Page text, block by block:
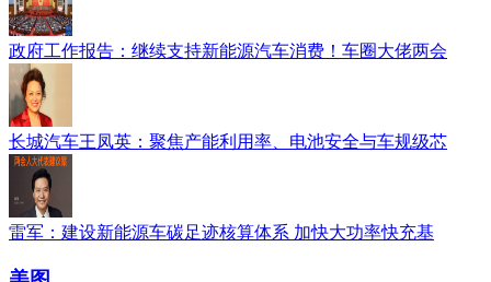
政府工作报告：继续支持新能源汽车消费！车圈大佬两会
长城汽车王凤英：聚焦产能利用率、电池安全与车规级芯
雷军：建设新能源车碳足迹核算体系 加快大功率快充基